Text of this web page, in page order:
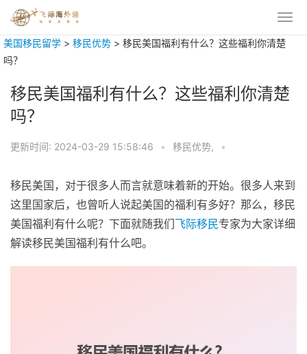
美国移民留学 > 移民优势 > 移民美国福利有什么？这些福利你清楚
吗？
移民美国福利有什么？这些福利你清楚
吗？
更新时间: 2024-03-29 15:58:46 • 移民优势, •
移民美国，对于很多人而言就意味着新的开始。很多人来到
这里国家后，也曾听人说起美国的福利有多好？那么，移民
美国福利有什么呢？下面就随我们飞际移民专家为大家详细
解读移民美国福利有什么吧。